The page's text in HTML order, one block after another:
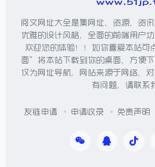
阅文网址大全是集网址、资源、资
优雅的设计风格，全面的前端用户
欢迎您的体验！！如你喜爱本站
面”将本站下载到你的桌面，方便
仅为网址导航，网站来源于网络，
有问题，请联系
友链申请 申请收录 免责声明